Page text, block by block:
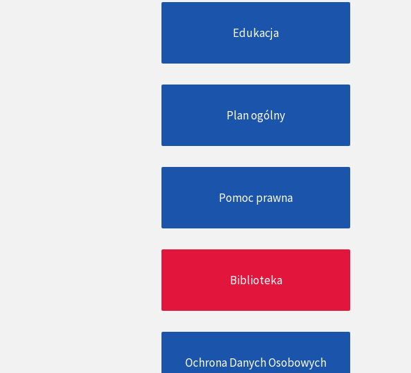
Edukacja
Plan ogólny
Pomoc prawna
Biblioteka
Ochrona Danych Osobowych